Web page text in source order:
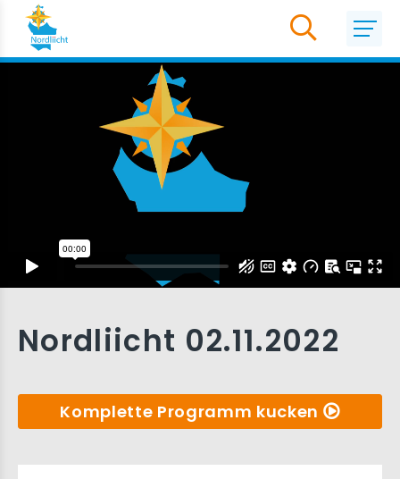
Nordliicht 02.11.2022
Komplette Programm kucken